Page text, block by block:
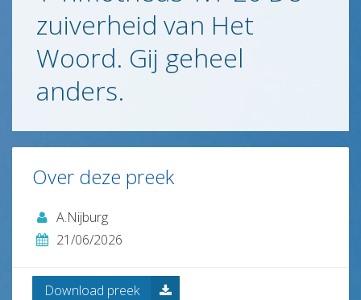
Jeugd/Kinderen
Zending
Contact
Links
zuiverheid van Het
Woord. Gij geheel
anders.
Over deze preek
A.Nijburg
21/06/2026
Download preek